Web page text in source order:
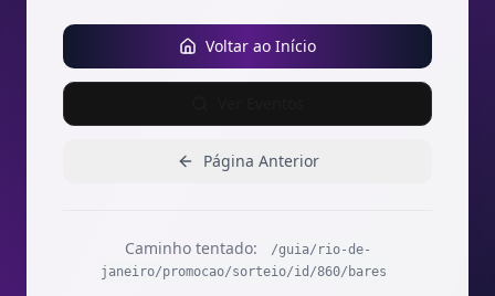
Voltar ao Início
Página Anterior
Caminho tentado:
/guia/rio-de-
janeiro/promocao/sorteio/id/860/bares